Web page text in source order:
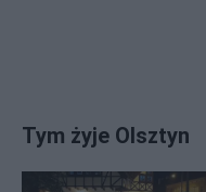
Tym żyje Olsztyn